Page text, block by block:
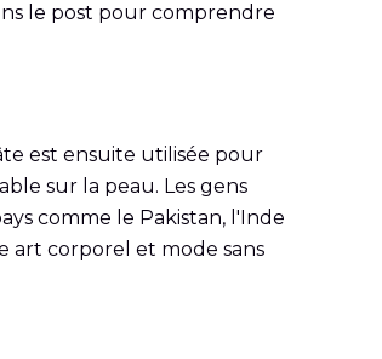
le post pour comprendre
est ensuite utilisée pour
sur la peau. Les gens
comme le Pakistan, l'Inde
art corporel et mode sans